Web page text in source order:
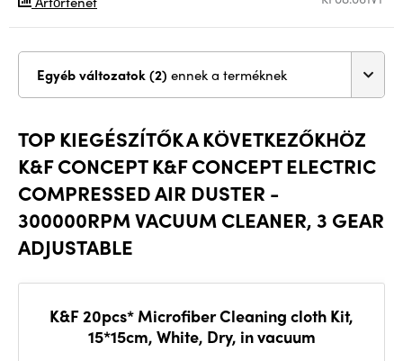
Egyéb változatok (2) ennek a terméknek
TOP KIEGÉSZÍTŐK A KÖVETKEZŐKHÖZ
K&F CONCEPT K&F CONCEPT ELECTRIC
COMPRESSED AIR DUSTER -
300000RPM VACUUM CLEANER, 3 GEAR
ADJUSTABLE
K&F 20pcs* Microfiber Cleaning cloth Kit,
15*15cm, White, Dry, in vacuum